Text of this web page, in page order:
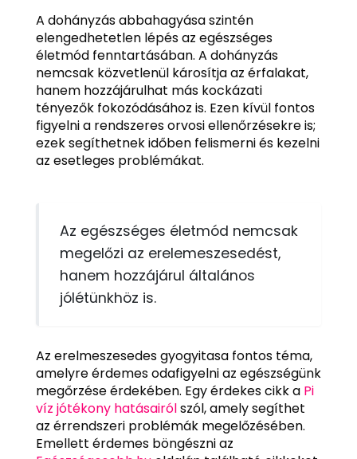
A dohányzás abbahagyása szintén
elengedhetetlen lépés az egészséges
életmód fenntartásában. A dohányzás
nemcsak közvetlenül károsítja az érfalakat,
hanem hozzájárulhat más kockázati
tényezők fokozódásához is. Ezen kívül fontos
figyelni a rendszeres orvosi ellenőrzésekre is;
ezek segíthetnek időben felismerni és kezelni
az esetleges problémákat.
Az egészséges életmód nemcsak
megelőzi az erelemeszesedést,
hanem hozzájárul általános
jólétünkhöz is.
Az erelmeszesedes gyogyitasa fontos téma,
amelyre érdemes odafigyelni az egészségünk
megőrzése érdekében. Egy érdekes cikk a Pi
víz jótékony hatásairólszól, amely segíthet
az érrendszeri problémák megelőzésében.
Emellett érdemes böngészni az